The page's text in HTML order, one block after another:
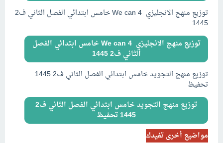
توزيع منهج الانجليزي We can 4 خامس ابتدائي الفصل الثاني ف2
1445
توزيع منهج الانجليزي We can 4 خامس ابتدائي الفصل
الثاني ف2 1445
توزيع منهج التجويد خامس ابتدائي الفصل الثاني ف2 1445
تحفيظ
توزيع منهج التجويد خامس ابتدائي الفصل الثاني ف2
1445 تحفيظ
مواضيع أخرى تفيدك